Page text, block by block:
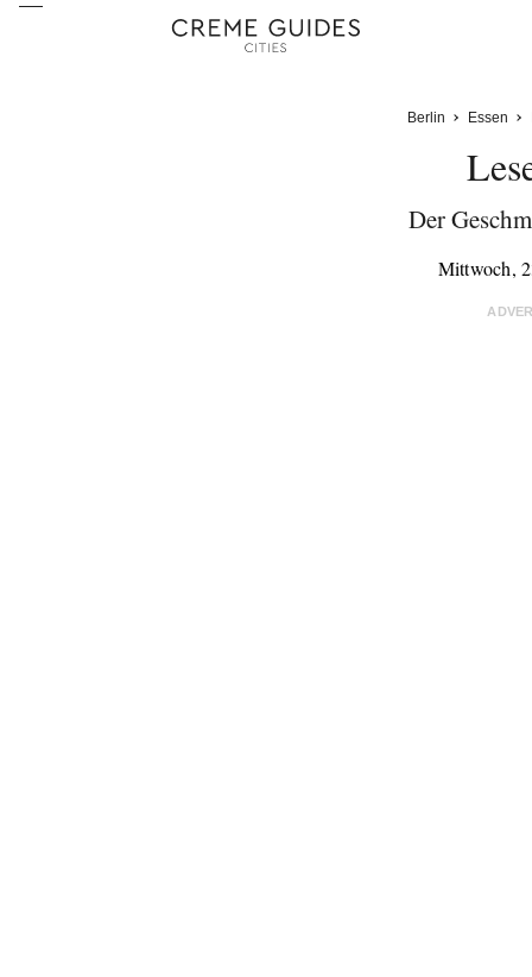
Berlin Essen
Der
Mittwoch,